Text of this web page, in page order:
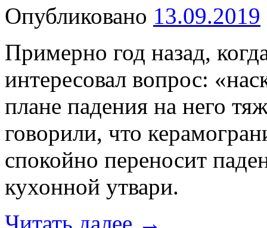
Опубликовано 13.09.2019
Примерно год назад,
интересовал вопрос:
плане падения на него
говорили, что
спокойно переносит
кухонной утвари.